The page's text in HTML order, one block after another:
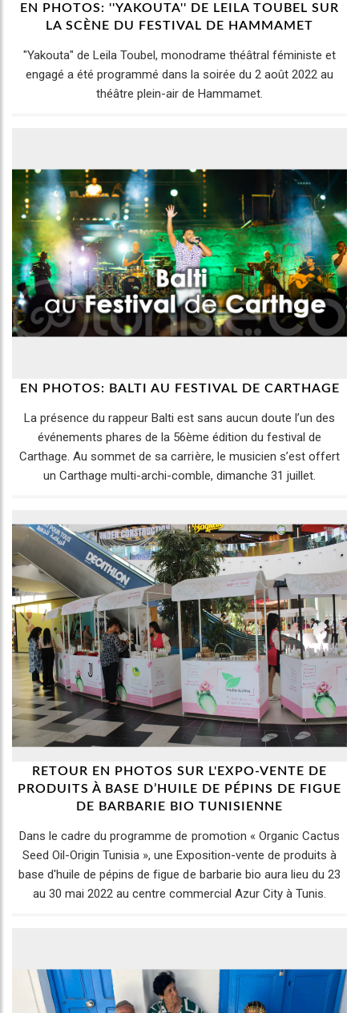
EN PHOTOS: ''YAKOUTA'' DE LEILA TOUBEL SUR
LA SCÈNE DU FESTIVAL DE HAMMAMET
"Yakouta" de Leila Toubel, monodrame théâtral féministe et
engagé a été programmé dans la soirée du 2 août 2022 au
théâtre plein-air de Hammamet.
EN PHOTOS: BALTI AU FESTIVAL DE CARTHAGE
La présence du rappeur Balti est sans aucun doute l’un des
événements phares de la 56ème édition du festival de
Carthage. Au sommet de sa carrière, le musicien s’est offert
un Carthage multi-archi-comble, dimanche 31 juillet.
RETOUR EN PHOTOS SUR L'EXPO-VENTE DE
PRODUITS À BASE D’HUILE DE PÉPINS DE FIGUE
DE BARBARIE BIO TUNISIENNE
Dans le cadre du programme de promotion « Organic Cactus
Seed Oil-Origin Tunisia », une Exposition-vente de produits à
base d'huile de pépins de figue de barbarie bio aura lieu du 23
au 30 mai 2022 au centre commercial Azur City à Tunis.